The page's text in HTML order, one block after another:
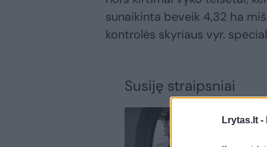
Lrytas.lt -
sunaikinta beveik 4,32 ha
kontrolės skyriaus vyr.
Susiję straipsniai